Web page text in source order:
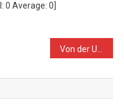
0 Average: 0
Von der Unmoral der Mächtigen und der Ohnmacht der Schwachen: Trumps groß angekündigter „Deal“ für den Nahen Osten wird ein weiterer Verrat an den Palästinensern sein / Ein historischer Rückblick